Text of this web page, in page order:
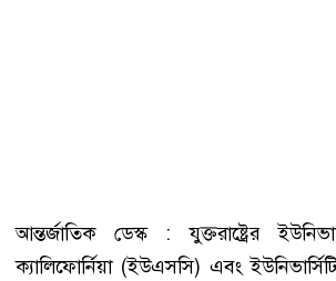
আন্তর্জাতিক ডেস্ক : যুক্তরাষ্ট্রের
ক্যালিফোর্নিয়া (ইউএসসি) এবং